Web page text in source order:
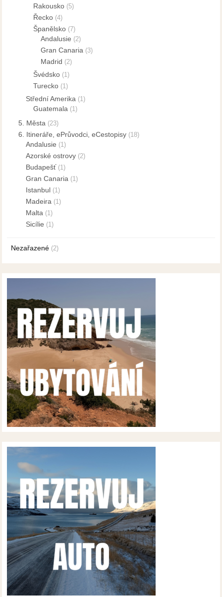
Rakousko (5)
Řecko (4)
Španělsko (7)
Andalusie (2)
Gran Canaria (3)
Madrid (2)
Švédsko (1)
Turecko (1)
Střední Amerika (1)
Guatemala (1)
5. Města (23)
6. Itineráře, ePrůvodci, eCestopisy (18)
Andalusie (1)
Azorské ostrovy (2)
Budapešť(1)
Gran Canaria (1)
Istanbul (1)
Madeira (1)
Malta (1)
Sicílie (1)
Nezařazené (2)